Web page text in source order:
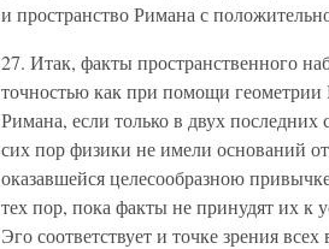
и пространство Римана с
27. Итак, факты пространственного
точностью как при помощи
Римана, если только в двух последних
сих пор физики не имели оснований
оказавшейся целесообразною
тех пор, пока факты не принудят их
Эго соответствует и точке зрения